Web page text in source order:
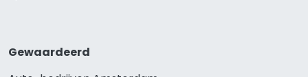
Gewaardeerd